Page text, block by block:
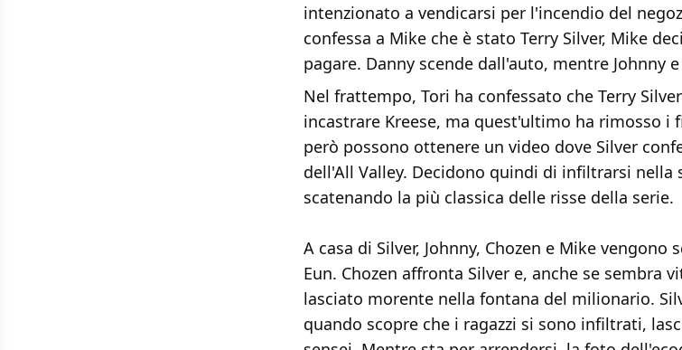
intenzionato a vendicarsi per l'incendio del
confessa a Mike che è stato Terry Silver, Mike
pagare. Danny scende dall'auto, mentre Johnny
Nel frattempo, Tori ha confessato che Terry
incastrare Kreese, ma quest'ultimo ha rimosso i
però possono ottenere un video dove Silver
dell'All Valley. Decidono quindi di infiltrarsi nella
scatenando la più classica delle risse della serie.
A casa di Silver, Johnny, Chozen e Mike
Eun. Chozen affronta Silver e, anche se sembra
lasciato morente nella fontana del milionario.
quando scopre che i ragazzi si sono infiltrati,